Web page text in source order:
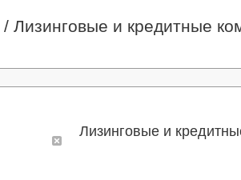
/ Лизинговые и кредитные
Лизинговые и